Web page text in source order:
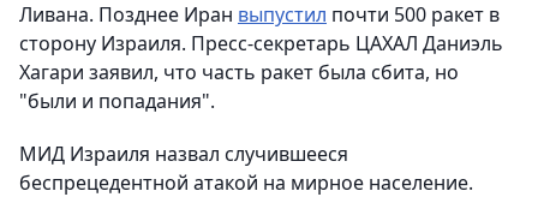
Ливана. Позднее Иран выпустил почти 500 ракет в
сторону Израиля. Пресс-секретарь ЦАХАЛ Даниэль
Хагари заявил, что часть ракет была сбита, но
"были и попадания".
МИД Израиля назвал случившееся
беспрецедентной атакой на мирное население.